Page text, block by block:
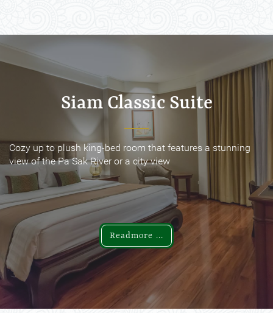
Siam Classic Suite
Cozy up to plush king-bed room that features a stunning
view of the Pa Sak River or a city view
Readmore ...
Siam Classic Suite
Cozy up to plush king-bed room that features a stunning
view of the Pa Sak River or a city view
Readmore ...